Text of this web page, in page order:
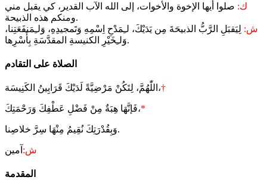
ك: صلوا أيها الإخوة والأخوات، إلى الله الآب القدير، كي يقبل مني
ومنكم هذه الذبيحة.
ش: لِيَقبَلِ الرَّبُّ الذبيحَةَ مِن يَدَيْكَ، لـِمَدْحِ اِسْمِهِ وَتَمجيدِهِ، وَلـِمَنفَعَتِنا،
وَلـِخَيْرِ الكنيسةِ المقدَّسَةِ بِأَسْرِها.
الصلاة على التقادم
اللّٰهُمَّ، لِتَكُنْ مَرْضِيَّةً لَدَيْكَ قَرَابِينُ الكَنِيسَة،†
فَإنَّهَا هِبَةٌ مِنْ فَضْلِ عَطْفِكَ وَرَحْمَتِكَ،*
وَبِقُدْرَتِكَ نُقِيمُ مِنْهَا سِرَّ خلاصِنا.
ش: آمين
المقدمة